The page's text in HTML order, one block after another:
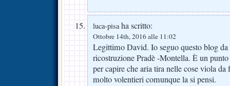
luca-pisaha scritto:
Ottobre 14th, 2016 alle 11:02
Legittimo David. Io seguo questo blog da
ricostruzione Pradè -Montella. È un
per capire che aria tira nelle cose viola
molto volentieri comunque la si pensi.